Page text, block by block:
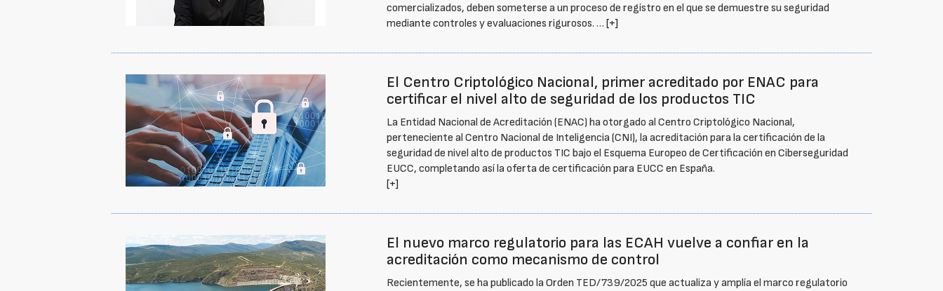
comercializados, deben someterse a un proceso de registro en el que se demuestre su seguridad
mediante controles y evaluaciones rigurosos. …[+]
El Centro Criptológico Nacional, primer acreditado por ENAC para
certificar el nivel alto de seguridad de los productos TIC
La Entidad Nacional de Acreditación (ENAC) ha otorgado al Centro Criptológico Nacional,
perteneciente al Centro Nacional de Inteligencia (CNI), la acreditación para la certificación de la
seguridad de nivel alto de productos TIC bajo el Esquema Europeo de Certificación en Ciberseguridad
EUCC, completando así la oferta de certificación para EUCC en España.
[+]
El nuevo marco regulatorio para las ECAH vuelve a confiar en la
acreditación como mecanismo de control
Recientemente, se ha publicado la Orden TED/739/2025 que actualiza y amplía el marco regulatorio